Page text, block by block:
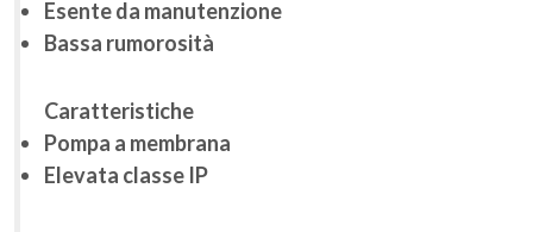
Esente da manutenzione
Bassa rumorosità
Caratteristiche
Pompa a membrana
Elevata classe IP